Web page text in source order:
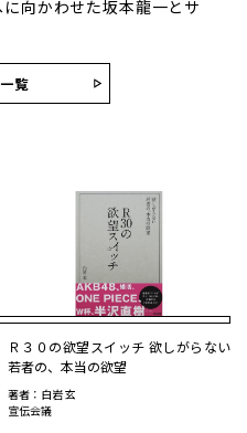
向かわせた坂本龍一とサ
覧
Ｒ３０の欲望スイッチ 欲しがらない
若者の、本当の欲望
著者：白岩 玄
宣伝会議